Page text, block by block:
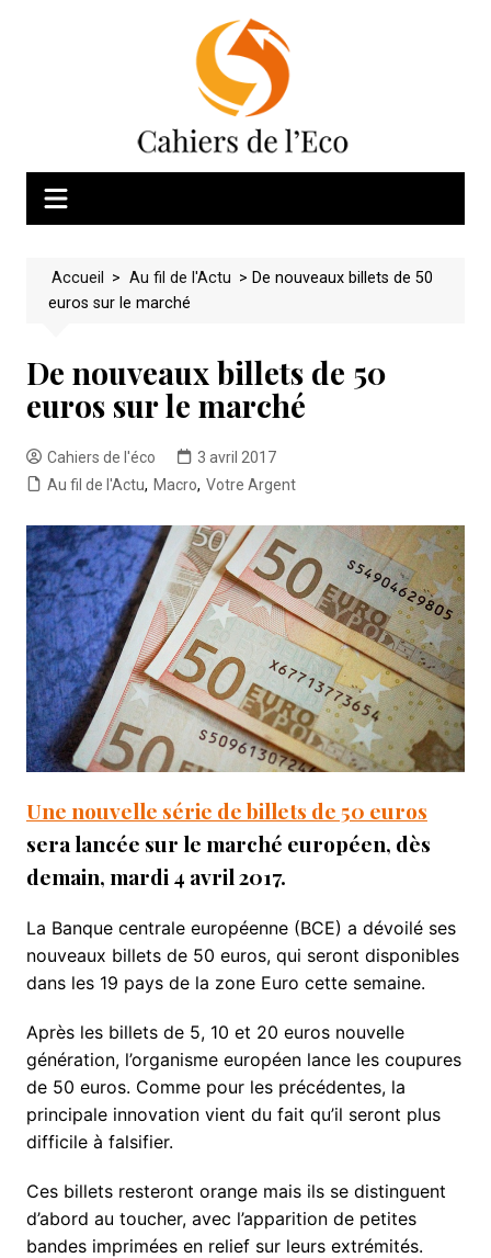
Accueil > Au fil de l'Actu > De nouveaux billets de 50
euros sur le marché
De nouveaux billets de 50
euros sur le marché
Cahiers de l'éco
3 avril 2017
Au fil de l'Actu, Macro, Votre Argent
Une nouvelle série de billets de 50 euros
sera lancée sur le marché européen, dès
demain, mardi 4 avril 2017.
La Banque centrale européenne (BCE) a dévoilé ses
nouveaux billets de 50 euros, qui seront disponibles
dans les 19 pays de la zone Euro cette semaine.
Après les billets de 5, 10 et 20 euros nouvelle
génération, l’organisme européen lance les coupures
de 50 euros. Comme pour les précédentes, la
principale innovation vient du fait qu’il seront plus
difficile à falsifier.
Ces billets resteront orange mais ils se distinguent
d’abord au toucher, avec l’apparition de petites
bandes imprimées en relief sur leurs extrémités.